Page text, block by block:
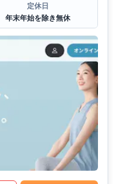
定休日
年末年始を除き無休